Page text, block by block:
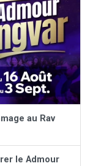
au Rav
le Admour